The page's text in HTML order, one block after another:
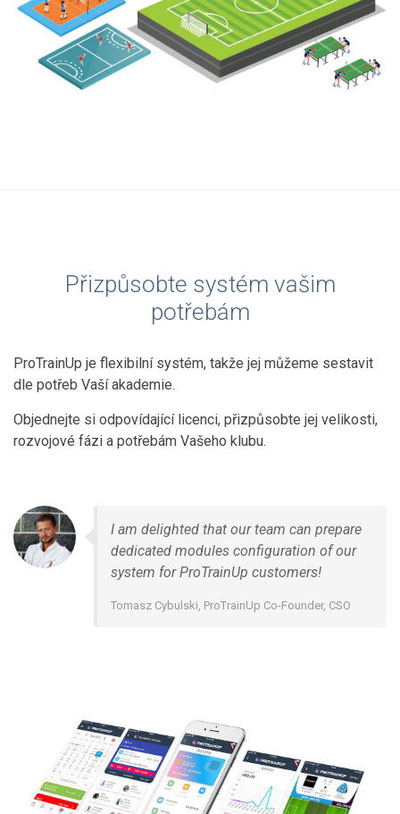
Přizpůsobte systém vašim
potřebám
ProTrainUp je flexibilní systém, takže jej můžeme sestavit
dle potřeb Vaší akademie.
Objednejte si odpovídající licenci, přizpůsobte jej velikosti,
rozvojové fázi a potřebám Vašeho klubu.
I am delighted that our team can prepare
dedicated modules configuration of our
system for ProTrainUp customers!
Tomasz Cybulski, ProTrainUp Co-Founder, CSO